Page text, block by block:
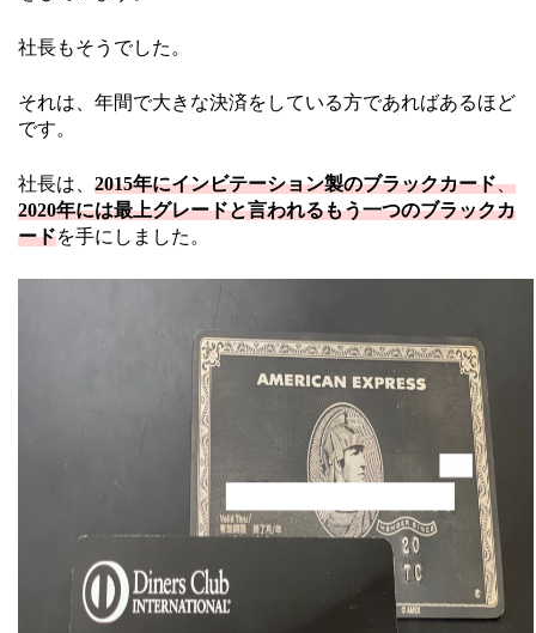
社長もそうでした。
それは、年間で大きな決済をしている方であればあるほど
です。
社長は、 2015年にインビテーション製のブラックカード、
2020年には最上グレードと言われるもう一つのブラックカ
ードを手にしました。